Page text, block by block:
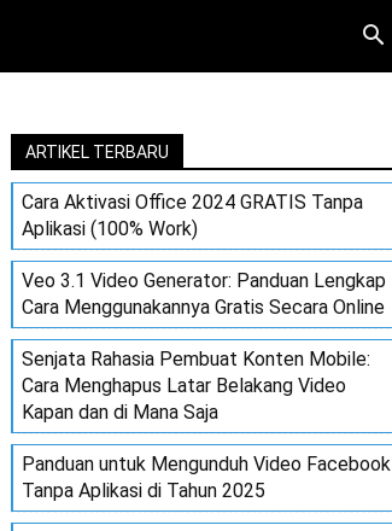
ARTIKEL TERBARU
Cara Aktivasi Office 2024 GRATIS Tanpa
Aplikasi (100% Work)
Veo 3.1 Video Generator: Panduan Lengkap
Cara Menggunakannya Gratis Secara Online
Senjata Rahasia Pembuat Konten Mobile:
Cara Menghapus Latar Belakang Video
Kapan dan di Mana Saja
Panduan untuk Mengunduh Video Facebook
Tanpa Aplikasi di Tahun 2025